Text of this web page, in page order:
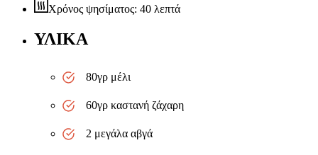
Χρόνος ψησίματος: 40 λεπτά
ΥΛΙΚΑ
80γρ μέλι
60γρ καστανή ζάχαρη
2 μεγάλα αβγά